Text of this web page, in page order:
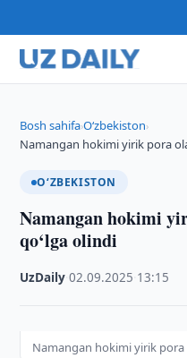
Bosh sahifa›O‘zbekiston›
Namangan hokimi yirik pora
O‘ZBEKISTON
Namangan hokimi
qo‘lga olindi
UzDaily ·02.09.2025 13:15
Namangan hokimi yirik